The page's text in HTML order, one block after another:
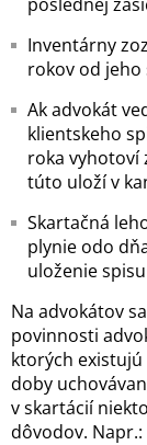
Inventárny
rokov od jeho
Ak advokát
klientskeho
roka vyhotoví
túto uloží v
Skartačná
plynie odo
uloženie
Na advokátov
povinnosti
ktorých
doby
v skartácií
dôvodov. Napr.: